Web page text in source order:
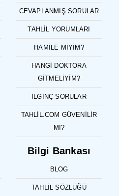
CEVAPLANMIŞ SORULAR
TAHLIL YORUMLARI
HAMILE MIYIM?
HANGI DOKTORA
GITMELIYIM?
İLGINÇ SORULAR
TAHLIL.COM GÜVENILIR
MI?
Bilgi Bankası
BLOG
TAHLIL SÖZLÜĞÜ